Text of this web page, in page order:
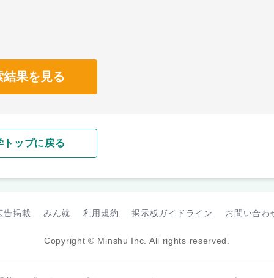
結果を見る
トップに戻る
告掲載 みん就 利用規約 掲示板ガイドライン お問い合わ
Copyright © Minshu Inc. All rights reserved.